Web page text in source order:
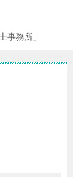
事務所」